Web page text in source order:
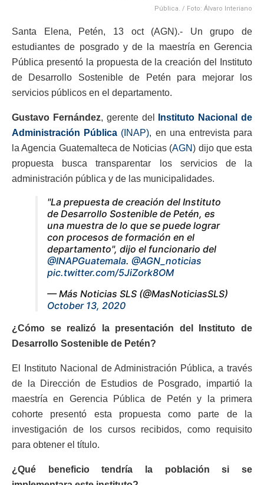
Pública. / Foto: Álvaro Interiano
Santa Elena, Petén, 13 oct (AGN).- Un grupo de
estudiantes de posgrado y de la maestría en Gerencia
Pública presentó la propuesta de la creación del Instituto
de Desarrollo Sostenible de Petén para mejorar los
servicios públicos en el departamento.
Gustavo Fernández, gerente del
Instituto Nacional de
Administración Pública (INAP), en una entrevista para
la Agencia Guatemalteca de Noticias (AGN) dijo que esta
propuesta busca transparentar los servicios de la
administración pública y de las municipalidades.
"La prepuesta de creación del Instituto
de Desarrollo Sostenible de Petén, es
una muestra de lo que se puede lograr
con procesos de formación en el
departamento", dijo el funcionario del
@INAPGuatemala. @AGN_noticias
pic.twitter.com/5JiZork8OM
— Más Noticias SLS (@MasNoticiasSLS)
October 13, 2020
¿Cómo se realizó la presentación del Instituto de
Desarrollo Sostenible de Petén?
El Instituto Nacional de Administración Pública, a través
de la Dirección de Estudios de Posgrado, impartió la
maestría en Gerencia Pública de Petén y la primera
cohorte presentó esta propuesta como parte de la
investigación de los cursos recibidos, como requisito
para obtener el título.
¿Qué beneficio tendría la población si se